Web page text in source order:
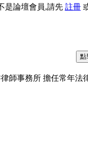
是論壇會員,請先 註冊
師事務所 擔任常年法